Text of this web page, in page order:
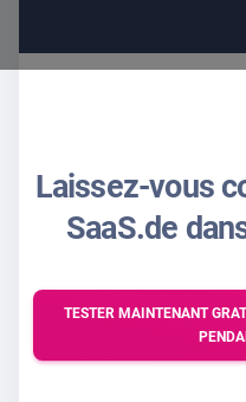
Laissez-vous
SaaS.de
TESTER MAINTENANT